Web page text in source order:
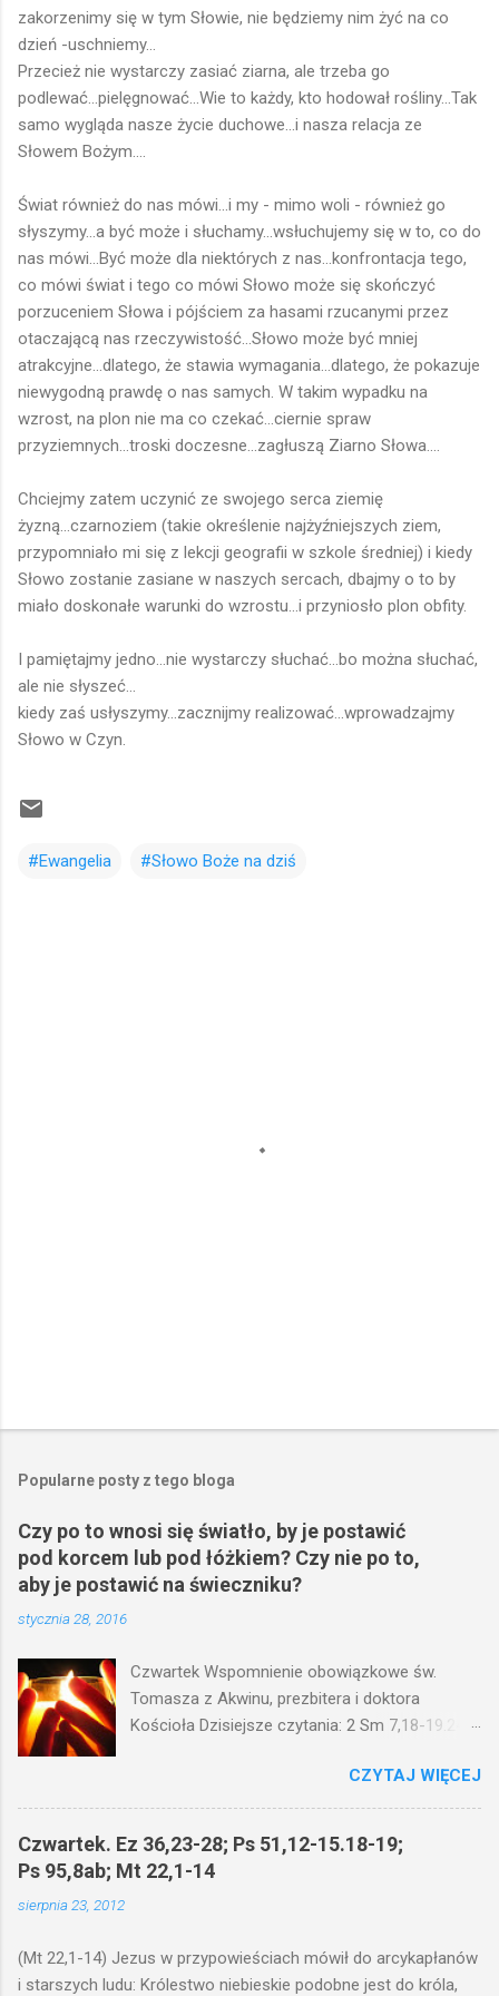
zakorzenimy się w tym Słowie, nie będziemy nim żyć na co
dzień -uschniemy...
Przecież nie wystarczy zasiać ziarna, ale trzeba go
podlewać...pielęgnować...Wie to każdy, kto hodował rośliny...Tak
samo wygląda nasze życie duchowe...i nasza relacja ze
Słowem Bożym....
Świat również do nas mówi...i my - mimo woli - również go
słyszymy...a być może i słuchamy...wsłuchujemy się w to, co do
nas mówi...Być może dla niektórych z nas...konfrontacja tego,
co mówi świat i tego co mówi Słowo może się skończyć
porzuceniem Słowa i pójściem za hasami rzucanymi przez
otaczającą nas rzeczywistość...Słowo może być mniej
atrakcyjne...dlatego, że stawia wymagania...dlatego, że pokazuje
niewygodną prawdę o nas samych. W takim wypadku na
wzrost, na plon nie ma co czekać...ciernie spraw
przyziemnych...troski doczesne...zagłuszą Ziarno Słowa....
Chciejmy zatem uczynić ze swojego serca ziemię
żyzną...czarnoziem (takie określenie najżyźniejszych ziem,
przypomniało mi się z lekcji geografii w szkole średniej) i kiedy
Słowo zostanie zasiane w naszych sercach, dbajmy o to by
miało doskonałe warunki do wzrostu...i przyniosło plon obfity.
I pamiętajmy jedno...nie wystarczy słuchać...bo można słuchać,
ale nie słyszeć...
kiedy zaś usłyszymy...zacznijmy realizować...wprowadzajmy
Słowo w Czyn.
#Ewangelia #Słowo Boże na dziś
Popularne posty z tego bloga
Czy po to wnosi się światło, by je postawić
pod korcem lub pod łóżkiem? Czy nie po to,
aby je postawić na świeczniku?
stycznia 28, 2016
Czwartek Wspomnienie obowiązkowe św.
Tomasza z Akwinu, prezbitera i doktora
Kościoła Dzisiejsze czytania: 2 Sm 7,18-19.24-
(Mk 4,21-25) Jezus mówił ludowi: Czy po to
wnosi się światło, by je postawić pod korcem
lub pod łóżkiem? Czy nie po to, aby je postawić
na świeczniku? Nie ma bowiem nic ukrytego, co
by nie miało wyjść na jaw. Kto ma uszy do
wy mierzycie, odmierzą wam i jeszcze wam
CZYTAJ WIĘCEJ
Czwartek. Ez 36,23-28; Ps 51,12-15.18-19;
Ps 95,8ab; Mt 22,1-14
sierpnia 23, 2012
(Mt 22,1-14) Jezus w przypowieściach mówił do arcykapłanów
i starszych ludu: Królestwo niebieskie podobne jest do króla,